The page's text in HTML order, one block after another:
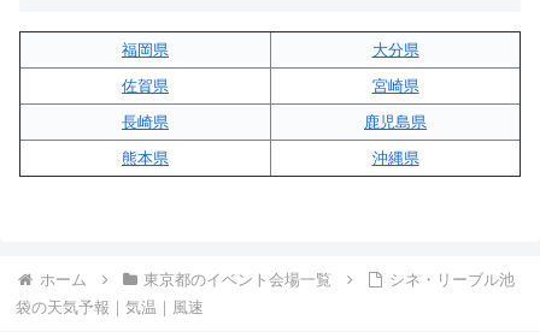
福岡県
大分県
佐賀県
宮崎県
長崎県
鹿児島県
熊本県
沖縄県
ホーム 東京都のイベント会場一覧
シネ・リーブル池
袋の天気予報｜気温｜風速